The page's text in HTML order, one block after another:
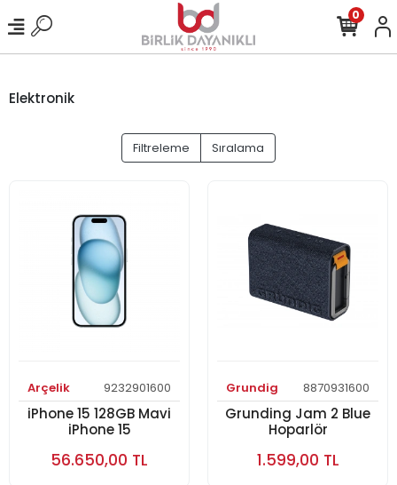
0
Elektronik
Filtreleme Sıralama
Arçelik 9232901600
iPhone 15 128GB Mavi
iPhone 15
56.650,00 TL
Grundig 8870931600
Grunding Jam 2 Blue
Hoparlör
1.599,00 TL